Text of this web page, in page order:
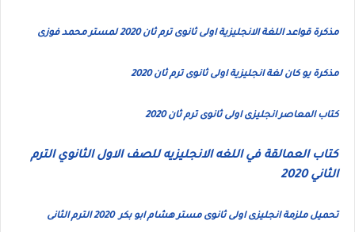
مذكرة قواعد اللغة الانجليزية اولى ثانوى ترم ثان 2020 لمستر محمد فوزى
مذكرة يو كان لغة انجليزية اولى ثانوى ترم ثان 2020
كتاب المعاصر انجليزى اولى ثانوى ترم ثان 2020
كتاب العمالقة في اللغه الانجليزيه للصف الاول الثانوي الترم
الثاني 2020
تحميل ملزمة انجليزى اولى ثانوى مستر هشام ابو بكر 2020 الترم الثانى